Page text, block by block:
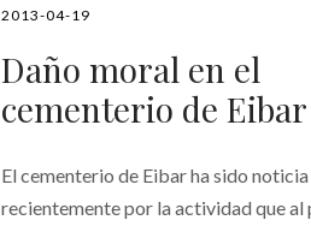
2013-04-19
Daño moral en el
cementerio de Eibar
El cementerio de Eibar ha sido noticia
recientemente por la actividad que al